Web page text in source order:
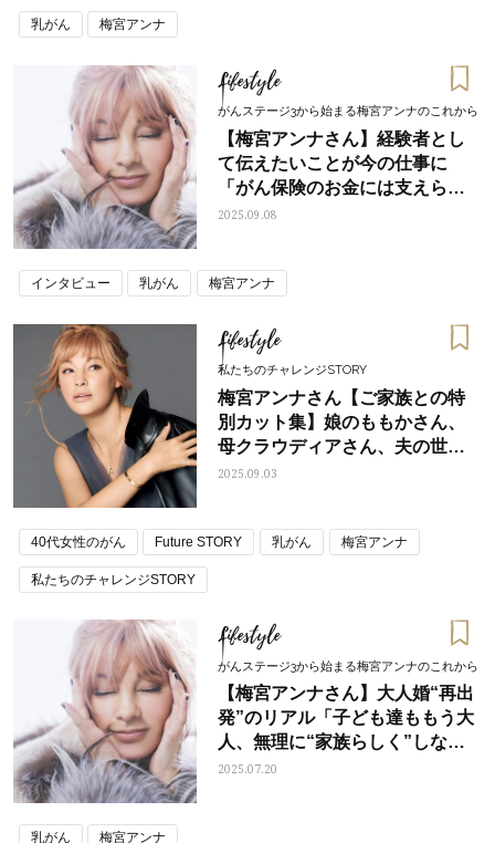
乳がん 梅宮アンナ
Lifestyle
がんステージ3から始まる梅宮アンナのこれから
【梅宮アンナさん】経験者とし
て伝えたいことが今の仕事に
「がん保険のお金には支えられ
ました」
2025.09.08
インタビュー 乳がん 梅宮アンナ
Lifestyle
私たちのチャレンジSTORY
梅宮アンナさん【ご家族との特
別カット集】娘のももかさん、
母クラウディアさん、夫の世継
さん
2025.09.03
40代女性のがん Future STORY 乳がん 梅宮アンナ
私たちのチャレンジSTORY
Lifestyle
がんステージ3から始まる梅宮アンナのこれから
【梅宮アンナさん】大人婚“再出
発”のリアル「子ども達ももう大
人、無理に“家族らしく”しなく
ていい」
2025.07.20
乳がん 梅宮アンナ